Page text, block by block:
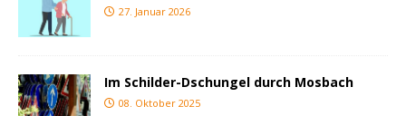
27. Januar 2026
Im Schilder-Dschungel durch Mosbach
08. Oktober 2025